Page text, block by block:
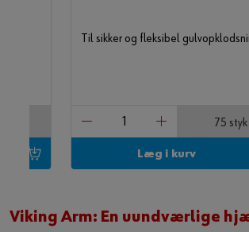
Til sikker og fleksibel
75 styk
Læg i kurv
Viking Arm: En uundværlige